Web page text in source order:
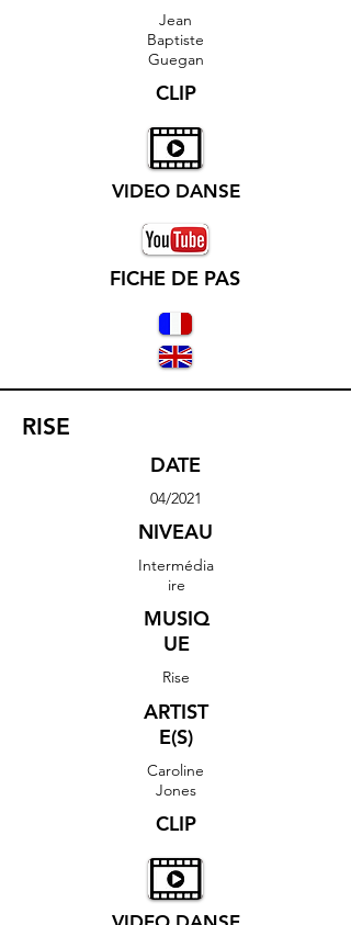
Jean
Baptiste
Guegan
CLIP
VIDEO DANSE
FICHE DE PAS
RISE
DATE
04/2021
NIVEAU
Intermédia
ire
MUSIQ
UE
Rise
ARTIST
E(S)
Caroline
Jones
CLIP